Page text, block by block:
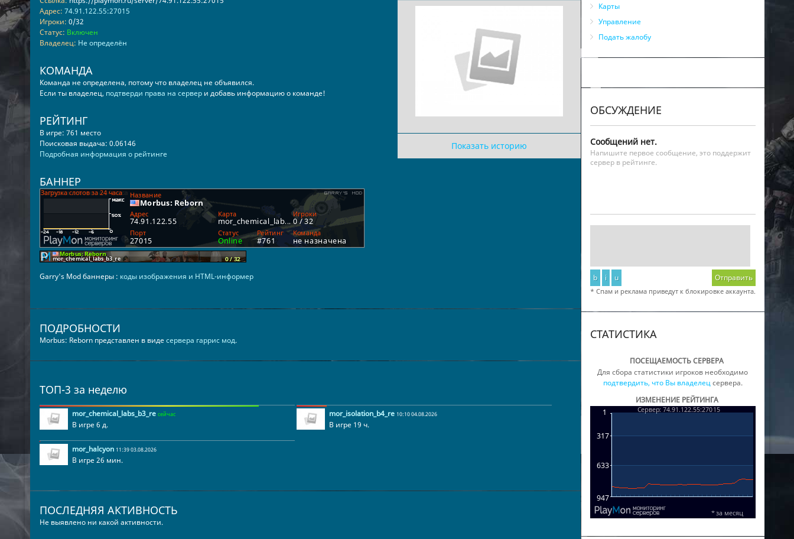
Показать историю
Адрес: 74.91.122.55:27015
Игроки: 0/32
Статус: Включен
Владелец: Не определён
КОМАНДА
Команда не определена, потому что владелец не объявился.
Если ты владелец, подтверди права на сервери добавь информацию о команде!
РЕЙТИНГ
В игре: 761 место
Поисковая выдача: 0.06146
Подробная информация о рейтинге
БАННЕР
Garry's Mod баннеры : коды изображения и HTML-информер
ПОДРОБНОСТИ
Morbus: Reborn представлен в видесервера гаррис мод.
ТОП-3 за неделю
mor_chemical_labs_b3_re сейчас
В игре 6 д.
mor_isolation_b4_re 10:10 04.08.2026
В игре 19 ч.
mor_halcyon 11:39 03.08.2026
В игре 26 мин.
ПОСЛЕДНЯЯ АКТИВНОСТЬ
Не выявлено ни какой активности.
Карты
Управление
Подать жалобу
ОБСУЖДЕНИЕ
Сообщений нет.
Напишите первое сообщение, это поддержит
сервер в рейтинге.
b i u Отправить
* Спам и реклама приведут к блокировке аккаунта.
СТАТИСТИКА
ПОСЕЩАЕМОСТЬ СЕРВЕРА
Для сбора статистики игроков необходимо
подтвердить, что Вы владелецсервера.
ИЗМЕНЕНИЕ РЕЙТИНГА